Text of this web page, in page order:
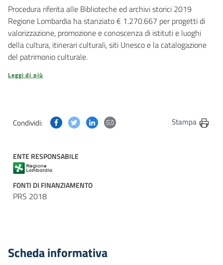
Procedura riferita alle Biblioteche ed archivi storici 2019
Regione Lombardia ha stanziato € 1.270.667 per progetti di
valorizzazione, promozione e conoscenza di istituti e luoghi
della cultura, itinerari culturali, siti Unesco e la catalogazione
del patrimonio culturale.
Leggi di più
Condividi: Condividi questa pagina su Facebook
Condividi questa pagina su Twitter
Condividi questa pagina su Linkedin
Condividi questa pagina via
Stampa
ENTE RESPONSABILE
FONTI DI FINANZIAMENTO
PRS 2018
Scheda informativa